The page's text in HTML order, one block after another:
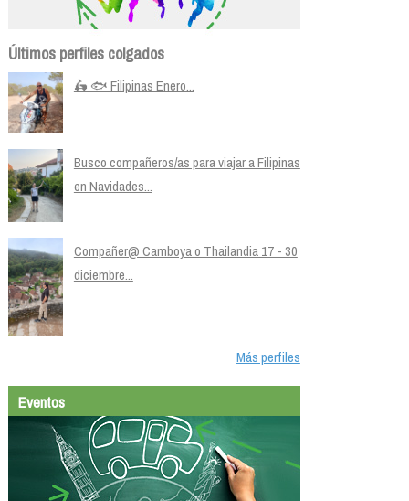
Últimos perfiles colgados
🛵 🐟 Filipinas Enero...
Busco compañeros/as para viajar a Filipinas
en Navidades...
Compañer@ Camboya o Thailandia 17 - 30
diciembre...
Más perfiles
Eventos